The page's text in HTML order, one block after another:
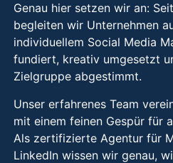
Genau hier setzen wir an:
begleiten wir Unternehmen
individuellem Social Media
fundiert, kreativ umgesetzt
Zielgruppe abgestimmt.
Unser erfahrenes Team
mit einem feinen Gespür für
Als zertifizierte Agentur für
LinkedIn wissen wir genau,